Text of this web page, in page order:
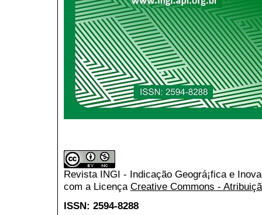
Revista INGI - Indicação Geográ¡fica e
com a Licença Creative Commons -
ISSN: 2594-8288